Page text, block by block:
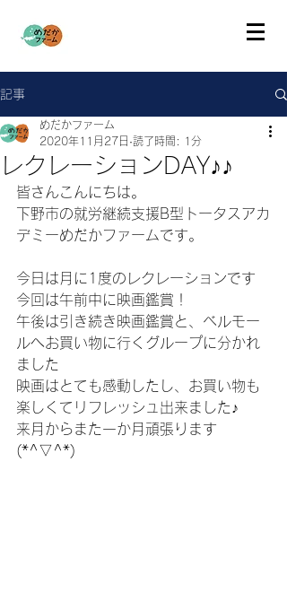
記事
レクレーションDAY♪♪
めだかファーム
2020年11月27日 読了時間: 1分
皆さんこんにちは。
下野市の就労継続支援B型トータスアカ
デミーめだかファームです。
今日は月に1度のレクレーションです
今回は午前中に映画鑑賞！
午後は引き続き映画鑑賞と、ベルモー
ルへお買い物に行くグループに分かれ
ました
映画はとても感動したし、お買い物も
楽しくてリフレッシュ出来ました♪
来月からまた一か月頑張ります
(*^▽^*)